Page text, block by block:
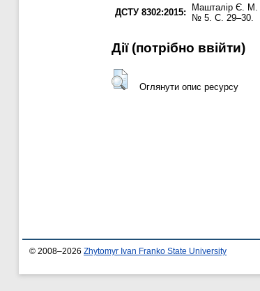
ДСТУ 8302:2015:
Машталір Є. М.
№ 5. С. 29–30.
Дії ​​(потрібно ввійти)
Оглянути опис ресурсу
© 2008–2026 Zhytomyr Ivan Franko State University